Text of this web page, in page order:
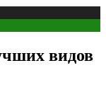
видов